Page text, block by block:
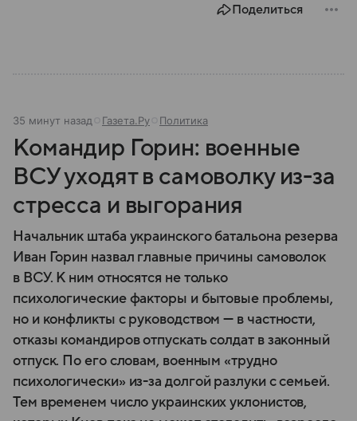
Поделиться
35 минут назад Газета.Ру Политика
Командир Горин: военные
ВСУ уходят в самоволку из-за
стресса и выгорания
Начальник штаба украинского батальона резерва
Иван Горин назвал главные причины самоволок
в ВСУ. К ним относятся не только
психологические факторы и бытовые проблемы,
но и конфликты с руководством — в частности,
отказы командиров отпускать солдат в законный
отпуск. По его словам, военным «трудно
психологически» из-за долгой разлуки с семьей.
Тем временем число украинских уклонистов,